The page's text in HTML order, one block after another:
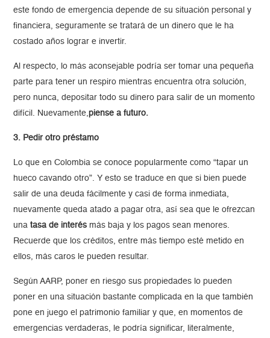
este fondo de emergencia depende de su situación personal y
financiera, seguramente se tratará de un dinero que le ha
costado años lograr e invertir.
Al respecto, lo más aconsejable podría ser tomar una pequeña
parte para tener un respiro mientras encuentra otra solución,
pero nunca, depositar todo su dinero para salir de un momento
difícil. Nuevamente,piense a futuro.
3. Pedir otro préstamo
Lo que en Colombia se conoce popularmente como “tapar un
hueco cavando otro”. Y esto se traduce en que si bien puede
salir de una deuda fácilmente y casi de forma inmediata,
nuevamente queda atado a pagar otra, así sea que le ofrezcan
unatasa de interés más baja y los pagos sean menores.
Recuerde que los créditos, entre más tiempo esté metido en
ellos, más caros le pueden resultar.
Según AARP, poner en riesgo sus propiedades lo pueden
poner en una situación bastante complicada en la que también
pone en juego el patrimonio familiar y que, en momentos de
emergencias verdaderas, le podría significar, literalmente,